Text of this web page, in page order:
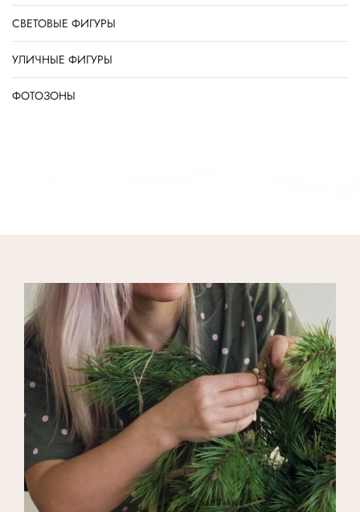
СВЕТОВЫЕ ФИГУРЫ
УЛИЧНЫЕ ФИГУРЫ
ФОТОЗОНЫ